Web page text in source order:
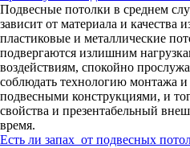
Подвесные потолки в среднем
зависит от материала и качества
пластиковые и металлические
подвергаются излишним
воздействиям, спокойно
соблюдать технологию монтажа
подвесными конструкциями, и
свойства и презентабельный
время.
Есть ли запах от подвесных